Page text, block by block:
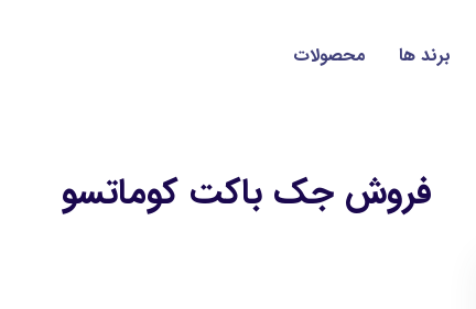
برند ها محصولات
فروش جک باکت کوماتسو